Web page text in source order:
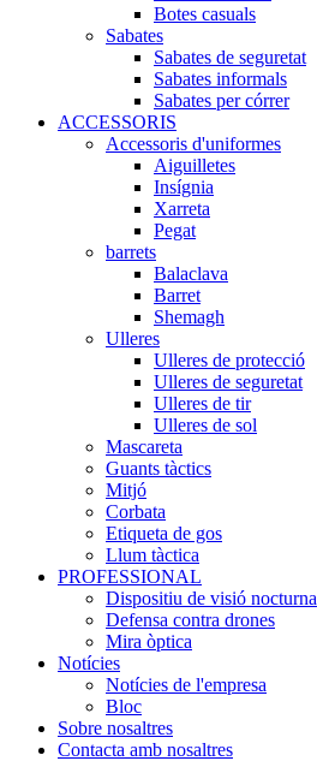
Botes casuals
Sabates
Sabates de seguretat
Sabates informals
Sabates per córrer
ACCESSORIS
Accessoris d'uniformes
Aiguilletes
Insígnia
Xarreta
Pegat
barrets
Balaclava
Barret
Shemagh
Ulleres
Ulleres de protecció
Ulleres de seguretat
Ulleres de tir
Ulleres de sol
Mascareta
Guants tàctics
Mitjó
Corbata
Etiqueta de gos
Llum tàctica
PROFESSIONAL
Dispositiu de visió nocturna
Defensa contra drones
Mira òptica
Notícies
Notícies de l'empresa
Bloc
Sobre nosaltres
Contacta amb nosaltres